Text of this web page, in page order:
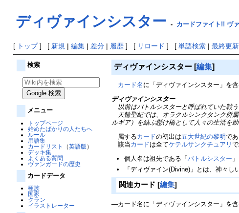
ディヴァインシスター - カードファイト!! ヴ
[ トップ] [ 新規 | 編集| 差分| 履歴] [ リロード ] [ 単語検索| 最終更新
検索
メニュー
トップページ
始めたばかりの人たちへ
ルール
用語集
カードリスト
（英語版 ）
デッキ集
よくある質問
ヴァンガードの歴史
カードデータ
種族
国家
クラン
イラストレーター
ディヴァインシスター [編集]
カード名 に「ディヴァインシスター」を
ディヴァインシスター
以前はバトルシスターと呼ばれていた戦う
天輪聖紀では、オラクルシンクタンク所
ルギア）を結ぶ懸け橋として人々の生活を
属するカードの初出は五大世紀の黎明であ
該当 カードは全てケテルサンクチュアリ
個人名は祖先である「バトルシスター
「ディヴァイン(Divine)」とは、神々し
関連カード [編集]
―カード名に「ディヴァインシスター」を